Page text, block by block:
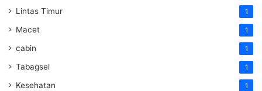
Lintas Timur 1
Macet 1
cabin 1
Tabagsel 1
Kesehatan 1